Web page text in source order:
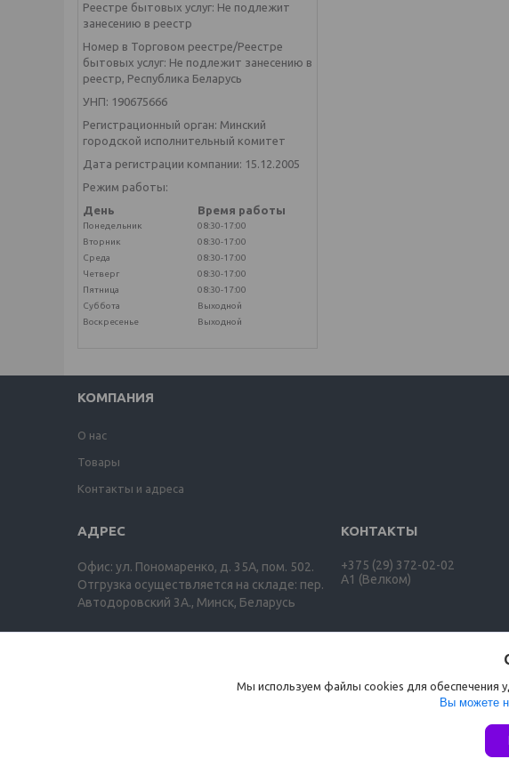
Реестре бытовых услуг: Не подлежит
занесению в реестр
Номер в Торговом реестре/Реестре
бытовых услуг: Не подлежит занесению в
реестр, Республика Беларусь
УНП: 190675666
Регистрационный орган: Минский
городской исполнительный комитет
Дата регистрации компании: 15.12.2005
Режим работы:
День
Время работы
Понедельник
08:30-17:00
Вторник
08:30-17:00
Среда
08:30-17:00
Четверг
08:30-17:00
Пятница
08:30-17:00
Суббота
Выходной
Воскресенье
Выходной
КОМПАНИЯ
О нас
Товары
Контакты и адреса
Офис: ул. Пономаренко, д. 35А, пом. 502.
Отгрузка осуществляется на складе: пер.
Автодоровский 3А., Минск, Беларусь
+375 (29) 372-02-02
A1 (Велком)
Мы используем файлы cookies для обеспечения
Вы можете